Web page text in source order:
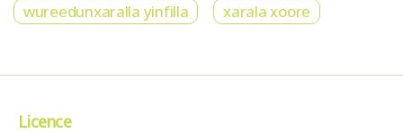
wureedunxaralla yinfilla
xarala xoore
Licence